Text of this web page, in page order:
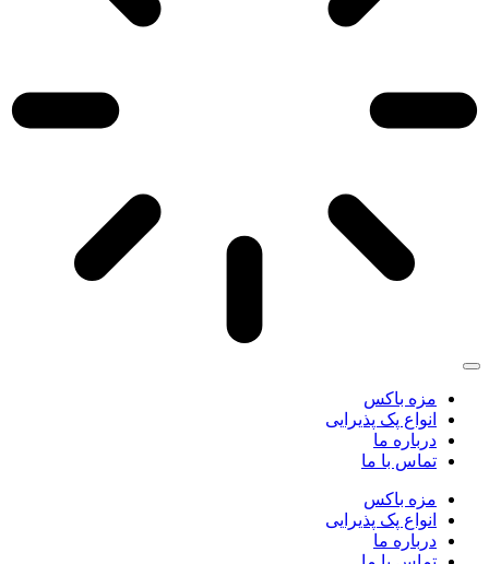
مزه باکس
انواع پک پذیرایی
درباره ما
تماس با ما
مزه باکس
انواع پک پذیرایی
درباره ما